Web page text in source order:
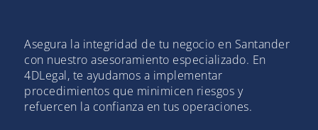
Asegura la integridad de tu negocio en Santander
con nuestro asesoramiento especializado. En
4DLegal, te ayudamos a implementar
procedimientos que minimicen riesgos y
refuercen la confianza en tus operaciones.